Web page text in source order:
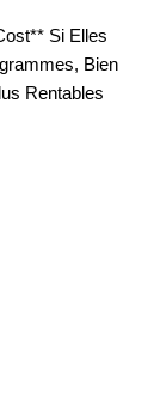
Si Elles
Bien
Rentables